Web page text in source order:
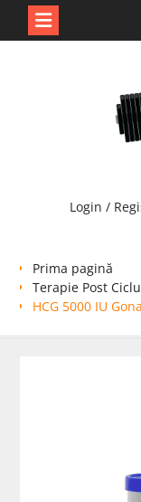
Login /
Prima pagină
Terapie Post Ciclu
HCG 5000 IU